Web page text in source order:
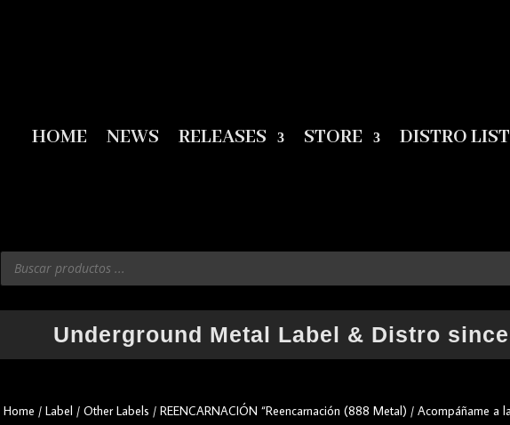
HOME NEWS RELEASES STORE DISTRO LIST
Products
search
Underground Metal Label & Distro since
Home / Label / Other Labels / REENCARNACIÓN “Reencarnación (888 Metal) / Acompáñame a